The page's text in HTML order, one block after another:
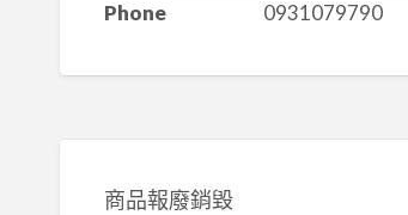
Phone
0931079790
商品報廢銷毀